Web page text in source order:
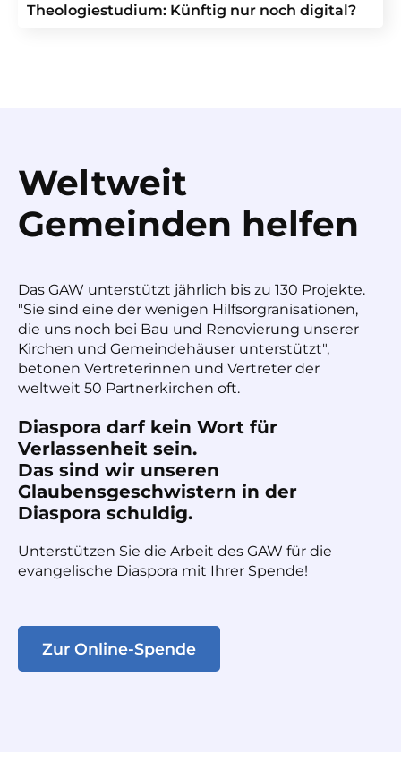
Theologiestudium: Künftig nur noch digital?
Weltweit
Gemeinden helfen
Das GAW unterstützt jährlich bis zu 130 Projekte.
"Sie sind eine der wenigen Hilfsorgranisationen,
die uns noch bei Bau und Renovierung unserer
Kirchen und Gemeindehäuser unterstützt",
betonen Vertreterinnen und Vertreter der
weltweit 50 Partnerkirchen oft.
Diaspora darf kein Wort für
Verlassenheit sein.
Das sind wir unseren
Glaubensgeschwistern in der
Diaspora schuldig.
Unterstützen Sie die Arbeit des GAW für die
evangelische Diaspora mit Ihrer Spende!
Zur Online-Spende